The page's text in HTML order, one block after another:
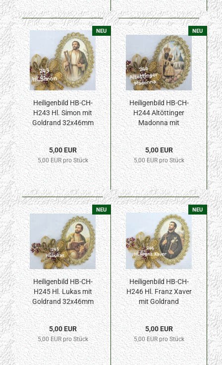
NEU
Heiligenbild HB-CH-
H243 Hl. Simon mit
Goldrand 32x46mm
5,00 EUR
5,00 EUR pro Stück
NEU
Heiligenbild HB-CH-
H244 Altöttinger
Madonna mit
Goldrand 32x46mm
5,00 EUR
5,00 EUR pro Stück
NEU
Heiligenbild HB-CH-
H245 Hl. Lukas mit
Goldrand 32x46mm
5,00 EUR
5,00 EUR pro Stück
NEU
Heiligenbild HB-CH-
H246 Hl. Franz Xaver
mit Goldrand
32x46mm
5,00 EUR
5,00 EUR pro Stück